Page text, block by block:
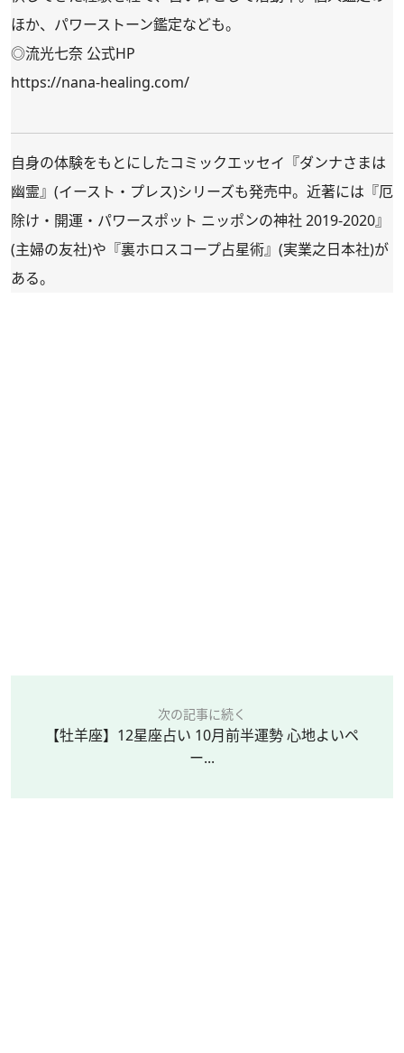
ほか、パワーストーン鑑定なども。
◎流光七奈 公式HP
https://nana-healing.com/
自身の体験をもとにしたコミックエッセイ『ダンナさまは
幽霊』(イースト・プレス)シリーズも発売中。近著には『厄
除け・開運・パワースポット ニッポンの神社 2019-2020』
(主婦の友社)や『裏ホロスコープ占星術』(実業之日本社)が
ある。
次の記事に続く
【牡羊座】12星座占い 10月前半運勢 心地よいペ
ー...